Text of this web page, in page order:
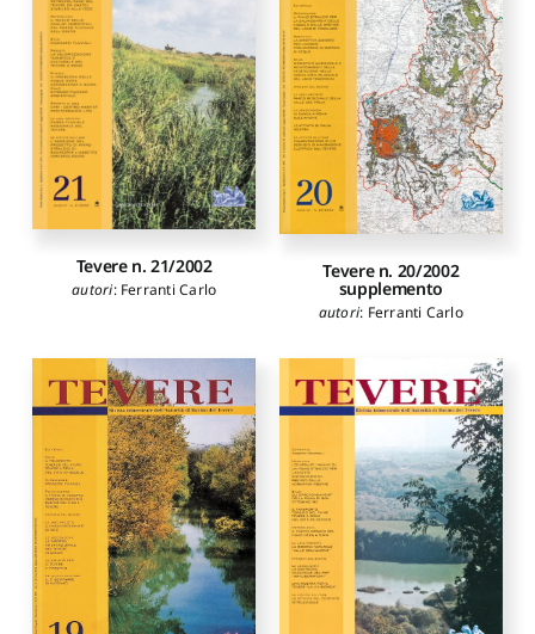
Tevere n. 21/2002
autori: Ferranti Carlo
Tevere n. 20/2002
supplemento
autori: Ferranti Carlo